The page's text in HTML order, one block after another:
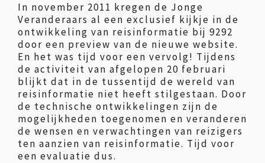
In november 2011 kregen de Jonge
Veranderaars al een exclusief kijkje in de
ontwikkeling van reisinformatie bij 9292
door een preview van de nieuwe website.
En het was tijd voor een vervolg! Tijdens
de activiteit van afgelopen 20 februari
blijkt dat in de tussentijd de wereld van
reisinformatie niet heeft stilgestaan. Door
de technische ontwikkelingen zijn de
mogelijkheden toegenomen en veranderen
de wensen en verwachtingen van reizigers
ten aanzien van reisinformatie. Tijd voor
een evaluatie dus.